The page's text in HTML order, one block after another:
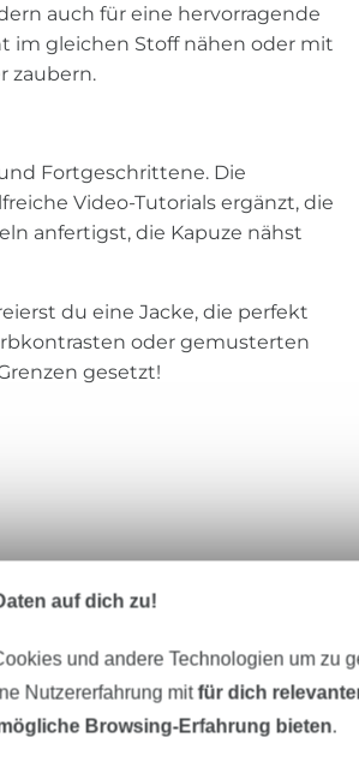
auch für eine hervorragende
im gleichen Stoff nähen oder mit
zaubern.
Fortgeschrittene. Die
Video-Tutorials ergänzt, die
anfertigst, die Kapuze nähst
du eine Jacke, die perfekt
oder gemusterten
gesetzt!
einnähen
Datei / Beamer-Datei / US
auf dich zu!
und andere Technologien um zu
Nutzererfahrung mitfür dich
Browsing-Erfahrung bieten.